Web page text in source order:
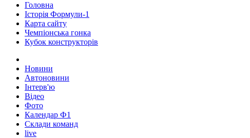
Головна
Історія Формули-1
Карта сайту
Чемпіонська гонка
Кубок конструкторів
Новини
Автоновини
Інтерв'ю
Відео
Фото
Календар Ф1
Склади команд
live